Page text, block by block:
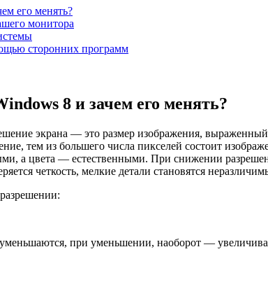
его менять?
монитора
сторонних программ
8 и зачем его менять?
экрана — это размер изображения,
тем из большего числа пикселей состоит
а цвета — естественными. При снижении
четкость, мелкие детали становятся
при уменьшении, наоборот —